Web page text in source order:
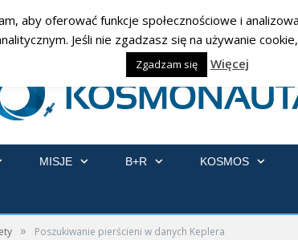
MISJE B+R KOSMOS
» Poszukiwanie pierścieni w danych Keplera
aby oferować funkcje społecznościowe i
Jeśli nie zgadzasz się na używanie
Zgadzam się Więcej